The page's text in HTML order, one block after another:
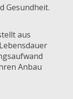
Gesundheit.
aus
Anbau